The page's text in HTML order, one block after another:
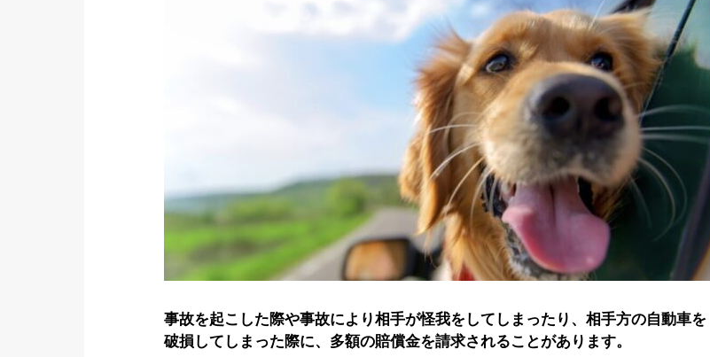
事故を起こした際や事故により相手が怪我をしてしまったり、相手方の自動車を
破損してしまった際に、多額の賠償金を請求されることがあります。